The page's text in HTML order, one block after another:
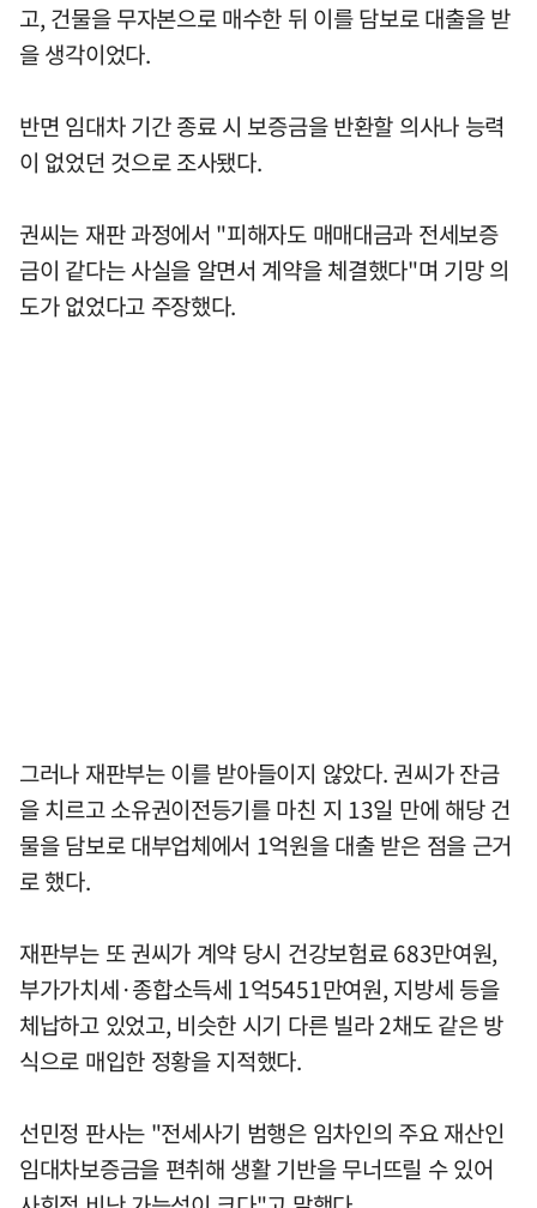
고, 건물을 무자본으로 매수한 뒤 이를 담보로 대출을 받
을 생각이었다.
반면 임대차 기간 종료 시 보증금을 반환할 의사나 능력
이 없었던 것으로 조사됐다.
권씨는 재판 과정에서 "피해자도 매매대금과 전세보증
금이 같다는 사실을 알면서 계약을 체결했다"며 기망 의
도가 없었다고 주장했다.
그러나 재판부는 이를 받아들이지 않았다. 권씨가 잔금
을 치르고 소유권이전등기를 마친 지 13일 만에 해당 건
물을 담보로 대부업체에서 1억원을 대출 받은 점을 근거
로 했다.
재판부는 또 권씨가 계약 당시 건강보험료 683만여원,
부가가치세·종합소득세 1억5451만여원, 지방세 등을
체납하고 있었고, 비슷한 시기 다른 빌라 2채도 같은 방
식으로 매입한 정황을 지적했다.
선민정 판사는 "전세사기 범행은 임차인의 주요 재산인
임대차보증금을 편취해 생활 기반을 무너뜨릴 수 있어